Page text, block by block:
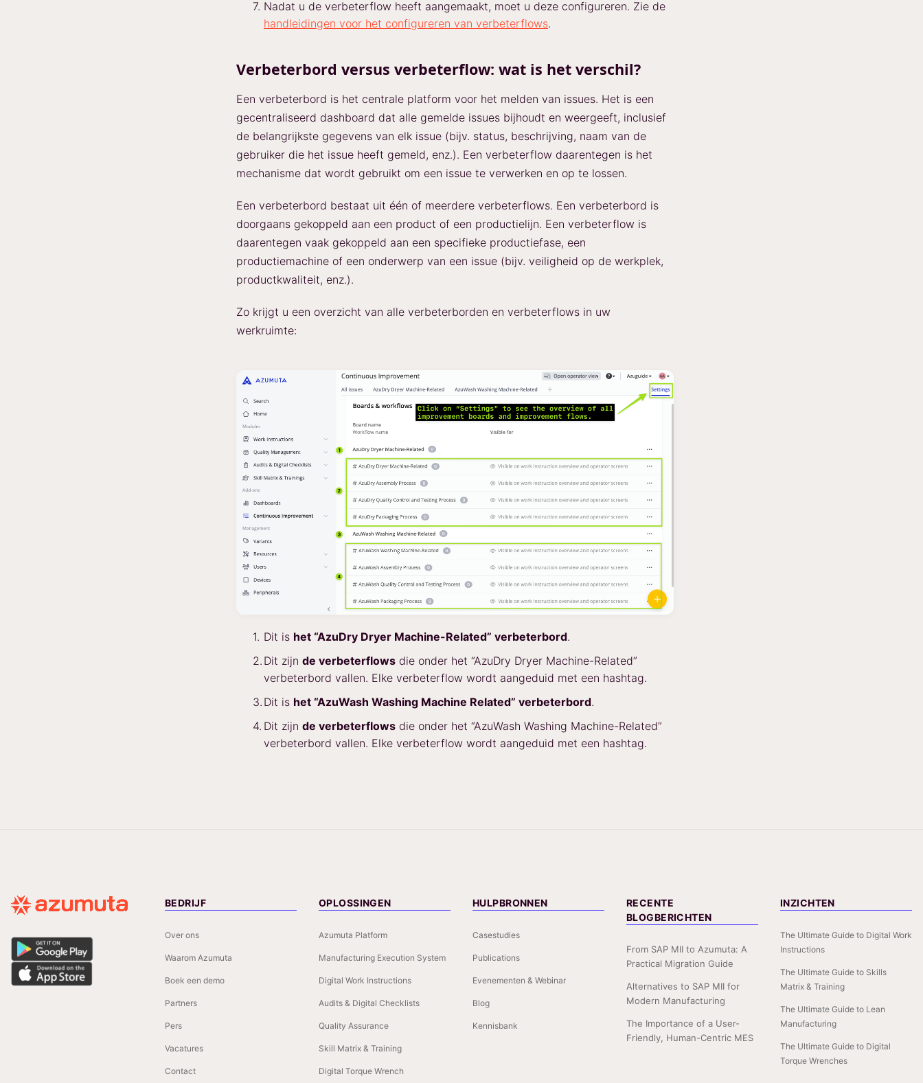
Nadat u de verbeterflow heeft aangemaakt, moet u deze configureren. Zie de
handleidingen voor het configureren van verbeterflows.
Verbeterbord versus verbeterflow: wat is het verschil?
Een verbeterbord is het centrale platform voor het melden van issues. Het is een
gecentraliseerd dashboard dat alle gemelde issues bijhoudt en weergeeft, inclusief
de belangrijkste gegevens van elk issue (bijv. status, beschrijving, naam van de
gebruiker die het issue heeft gemeld, enz.). Een verbeterflow daarentegen is het
mechanisme dat wordt gebruikt om een issue te verwerken en op te lossen.
Een verbeterbord bestaat uit één of meerdere verbeterflows. Een verbeterbord is
doorgaans gekoppeld aan een product of een productielijn. Een verbeterflow is
daarentegen vaak gekoppeld aan een specifieke productiefase, een
productiemachine of een onderwerp van een issue (bijv. veiligheid op de werkplek,
productkwaliteit, enz.).
Zo krijgt u een overzicht van alle verbeterborden en verbeterflows in uw
werkruimte:
Dit is het “AzuDry Dryer Machine-Related” verbeterbord.
Dit zijn de verbeterflows die onder het “AzuDry Dryer Machine-Related”
verbeterbord vallen. Elke verbeterflow wordt aangeduid met een hashtag.
Dit is het “AzuWash Washing Machine Related” verbeterbord.
Dit zijn de verbeterflows die onder het “AzuWash Washing Machine-Related”
verbeterbord vallen. Elke verbeterflow wordt aangeduid met een hashtag.
BEDRIJF
Over ons
Waarom Azumuta
Boek een demo
Partners
Pers
Vacatures
Contact
OPLOSSINGEN
Azumuta Platform
Manufacturing Execution System
Digital Work Instructions
Audits & Digital Checklists
Quality Assurance
Skill Matrix & Training
Digital Torque Wrench
HULPBRONNEN
Casestudies
Publications
Evenementen & Webinar
Blog
Kennisbank
RECENTE
BLOGBERICHTEN
From SAP MII to Azumuta: A
Practical Migration Guide
Alternatives to SAP MII for
Modern Manufacturing
The Importance of a User-
Friendly, Human-Centric MES
INZICHTEN
The Ultimate Guide to Digital Work
Instructions
The Ultimate Guide to Skills
Matrix & Training
The Ultimate Guide to Lean
Manufacturing
The Ultimate Guide to Digital
Torque Wrenches